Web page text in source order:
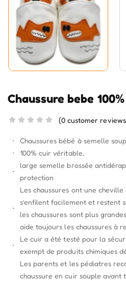
Chaussure bebe
(0 customer
Chaussures bébé à semelle
100% cuir véritable,
large semelle brossée
protection
Les chaussures ont une
s’enfilent facilement et restent
les chaussures sont plus
aide toujours les chaussures à
Le cuir a été testé pour la
exempt de produits chimiques
Les parents et les pédiatres
chaussure en cuir souple